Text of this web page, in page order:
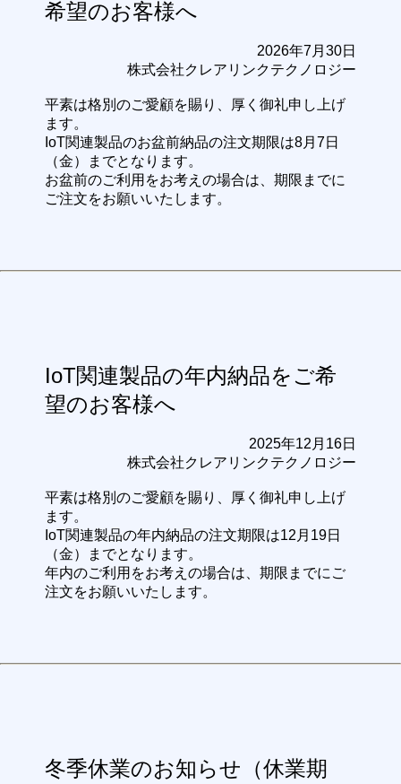
希望のお客様へ
2026年7月30日
株式会社クレアリンクテクノロジー
平素は格別のご愛顧を賜り、厚く御礼申し上げ
ます。
IoT関連製品のお盆前納品の注文期限は8月7日
（金）までとなります。
お盆前のご利用をお考えの場合は、期限までに
ご注文をお願いいたします。
IoT関連製品の年内納品をご希
望のお客様へ
2025年12月16日
株式会社クレアリンクテクノロジー
平素は格別のご愛顧を賜り、厚く御礼申し上げ
ます。
IoT関連製品の年内納品の注文期限は12月19日
（金）までとなります。
年内のご利用をお考えの場合は、期限までにご
注文をお願いいたします。
冬季休業のお知らせ（休業期